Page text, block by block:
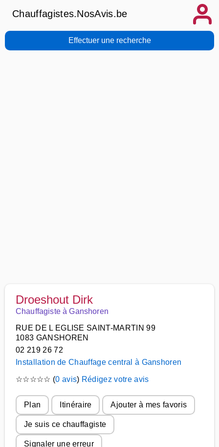
Chauffagistes.NosAvis.be
Effectuer une recherche
Droeshout Dirk
Chauffagiste à Ganshoren
RUE DE L EGLISE SAINT-MARTIN 99
1083 GANSHOREN
02 219 26 72
Installation de Chauffage central à Ganshoren
☆☆☆☆☆ (0 avis) Rédigez votre avis
Plan Itinéraire Ajouter à mes favoris
Je suis ce chauffagiste
Signaler une erreur